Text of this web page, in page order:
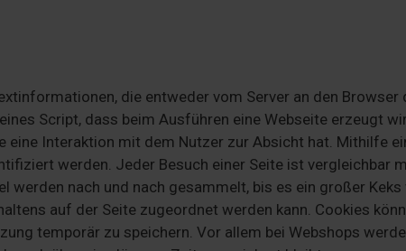
die entweder vom Server an den Browser
Script, dass beim Ausführen eine Webseite erzeugt
eine Interaktion mit dem Nutzer zur Absicht hat. Mithilfe
werden. Jeder Besuch einer Seite ist vergleichbar
werden nach und nach gesammelt, bis es ein großer
auf der Seite zugeordnet werden kann. Cookies
temporär zu speichern. Vor allem bei Webshops